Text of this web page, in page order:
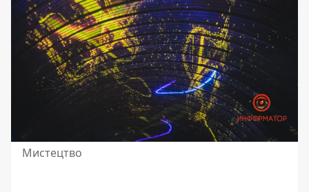
Мистецтво